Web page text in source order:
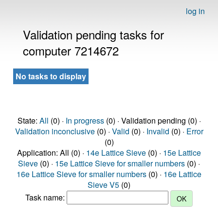
log in
Validation pending tasks for
computer 7214672
No tasks to display
State: All (0) · In progress(0) · Validation pending (0) ·
Validation inconclusive(0) · Valid (0) · Invalid (0) · Error
(0)
Application: All (0) · 14e Lattice Sieve (0) · 15e Lattice
Sieve (0) · 15e Lattice Sieve for smaller numbers (0) ·
16e Lattice Sieve for smaller numbers (0) · 16e Lattice
Sieve V5 (0)
Task name: